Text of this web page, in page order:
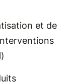
et de